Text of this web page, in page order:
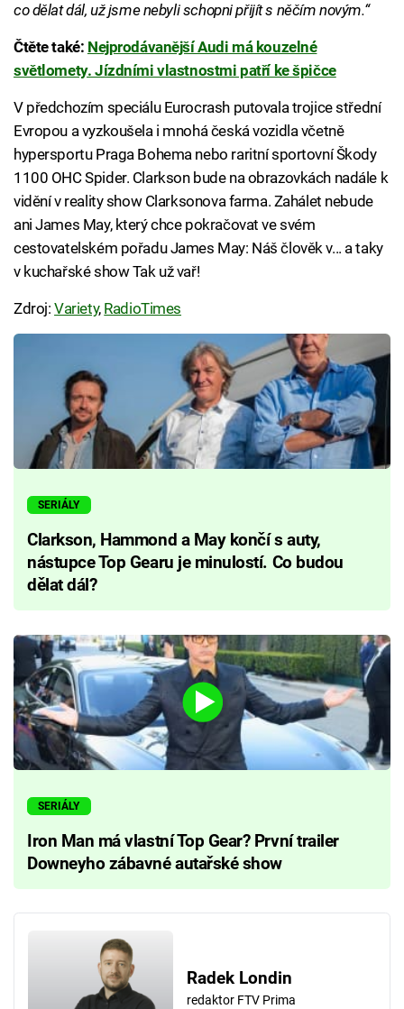
co dělat dál, už jsme nebyli schopni přijít s něčím novým.“
Čtěte také: Nejprodávanější Audi má kouzelné
světlomety. Jízdními vlastnostmi patří ke špičce
V předchozím speciálu Eurocrash putovala trojice střední
Evropou a vyzkoušela i mnohá česká vozidla včetně
hypersportu Praga Bohema nebo raritní sportovní Škody
1100 OHC Spider. Clarkson bude na obrazovkách nadále k
vidění v reality show Clarksonova farma. Zahálet nebude
ani James May, který chce pokračovat ve svém
cestovatelském pořadu James May: Náš člověk v... a taky
v kuchařské show Tak už vař!
Zdroj:Variety, RadioTimes
SERIÁLY
Clarkson, Hammond a May končí s auty,
nástupce Top Gearu je minulostí. Co budou
dělat dál?
SERIÁLY
Iron Man má vlastní Top Gear? První trailer
Downeyho zábavné autařské show
Radek Londin
redaktor FTV Prima